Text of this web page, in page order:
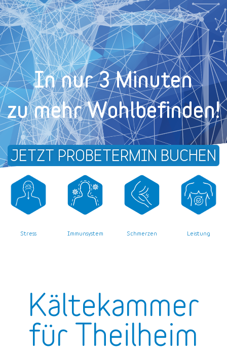
In nur 3 Minuten
zu mehr Wohl­befinden!
JETZT PROBETERMIN BUCHEN
Stress Immunsystem Schmerzen Leistung
Kältekammer
für Theilheim